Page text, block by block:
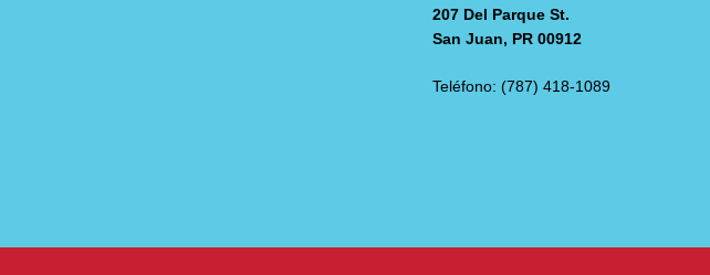
207 Del Parque St.
San Juan, PR 00912
Teléfono: (787) 418-1089